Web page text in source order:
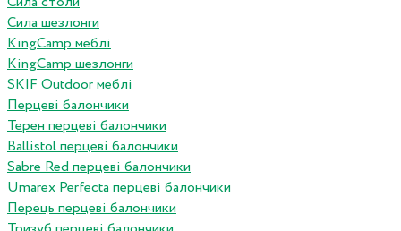
Сила шезлонги
KingCamp меблі
KingCamp шезлонги
SKIF Outdoor меблі
Перцеві балончики
Терен перцеві балончики
Ballistol перцеві балончики
Sabre Red перцеві балончики
Umarex Perfecta перцеві балончики
Перець перцеві балончики